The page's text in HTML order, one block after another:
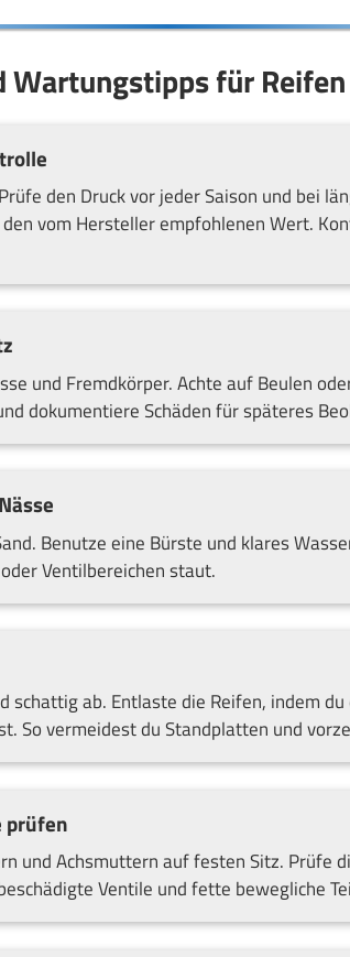
Wartungstipps für Reifen
den Druck vor jeder Saison und bei
vom Hersteller empfohlenen Wert.
und Fremdkörper. Achte auf Beulen
dokumentiere Schäden für späteres
Benutze eine Bürste und klares
Ventilbereichen staut.
schattig ab. Entlaste die Reifen, indem
So vermeidest du Standplatten und
prüfen
und Achsmuttern auf festen Sitz. Prüfe
Ventile und fette bewegliche